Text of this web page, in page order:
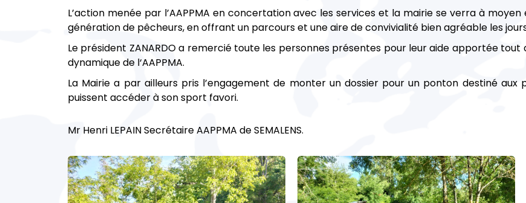
L’action menée par l’AAPPMA en concertation avec les services et la mairie se verra à
génération de pêcheurs, en offrant un parcours et une aire de convivialité bien agréable les
Le président ZANARDO a remercié toute les personnes présentes pour leur aide apportée tout
dynamique de l‘AAPPMA.
La Mairie a par ailleurs pris l’engagement de monter un dossier pour un ponton destiné aux
puissent accéder à son sport favori.
Mr Henri LEPAIN Secrétaire AAPPMA de SEMALENS.